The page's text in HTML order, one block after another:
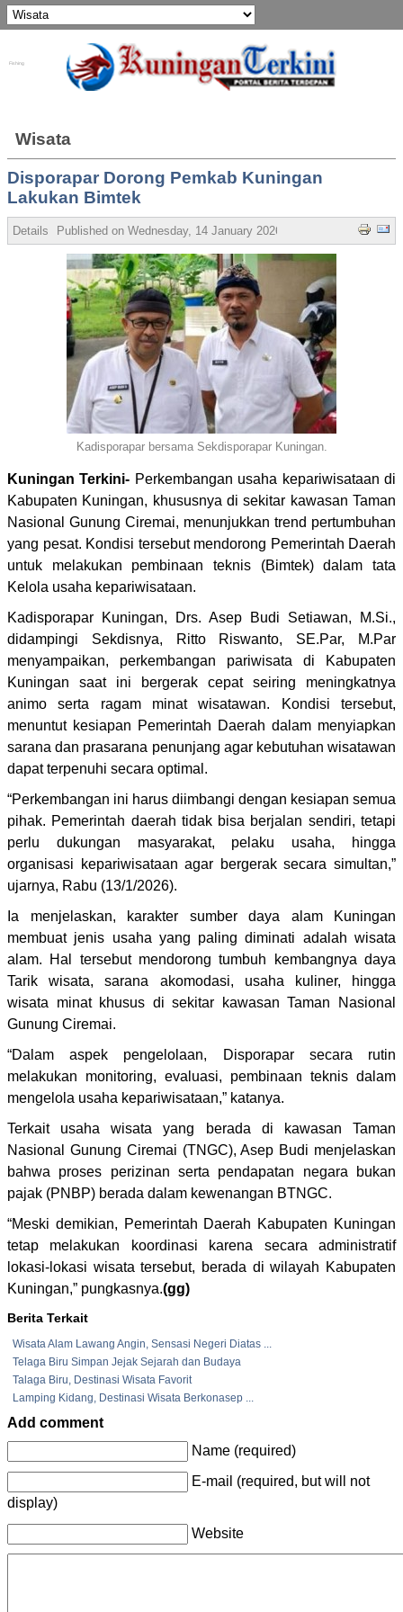
Wisata
Disporapar Dorong Pemkab Kuningan
Lakukan Bimtek
Details Published on Wednesday, 14 January 2026 12:48 Written by
Kadisporapar bersama Sekdisporapar Kuningan.
Kuningan Terkini- Perkembangan usaha kepariwisataan di
Kabupaten Kuningan, khususnya di sekitar kawasan Taman
Nasional Gunung Ciremai, menunjukkan trend pertumbuhan
yang pesat. Kondisi tersebut mendorong Pemerintah Daerah
untuk melakukan pembinaan teknis (Bimtek) dalam tata
Kelola usaha kepariwisataan.
Kadisporapar Kuningan, Drs. Asep Budi Setiawan, M.Si.,
didampingi Sekdisnya, Ritto Riswanto, SE.Par, M.Par
menyampaikan, perkembangan pariwisata di Kabupaten
Kuningan saat ini bergerak cepat seiring meningkatnya
animo serta ragam minat wisatawan. Kondisi tersebut,
menuntut kesiapan Pemerintah Daerah dalam menyiapkan
sarana dan prasarana penunjang agar kebutuhan wisatawan
dapat terpenuhi secara optimal.
“Perkembangan ini harus diimbangi dengan kesiapan semua
pihak. Pemerintah daerah tidak bisa berjalan sendiri, tetapi
perlu dukungan masyarakat, pelaku usaha, hingga
organisasi kepariwisataan agar bergerak secara simultan,”
ujarnya, Rabu (13/1/2026).
Ia menjelaskan, karakter sumber daya alam Kuningan
membuat jenis usaha yang paling diminati adalah wisata
alam. Hal tersebut mendorong tumbuh kembangnya daya
Tarik wisata, sarana akomodasi, usaha kuliner, hingga
wisata minat khusus di sekitar kawasan Taman Nasional
Gunung Ciremai.
“Dalam aspek pengelolaan, Disporapar secara rutin
melakukan monitoring, evaluasi, pembinaan teknis dalam
mengelola usaha kepariwisataan,” katanya.
Terkait usaha wisata yang berada di kawasan Taman
Nasional Gunung Ciremai (TNGC), Asep Budi menjelaskan
bahwa proses perizinan serta pendapatan negara bukan
pajak (PNBP) berada dalam kewenangan BTNGC.
“Meski demikian, Pemerintah Daerah Kabupaten Kuningan
tetap melakukan koordinasi karena secara administratif
lokasi-lokasi wisata tersebut, berada di wilayah Kabupaten
Kuningan,” pungkasnya.(gg)
Berita Terkait
Wisata Alam Lawang Angin, Sensasi Negeri Diatas ...
Telaga Biru Simpan Jejak Sejarah dan Budaya
Talaga Biru, Destinasi Wisata Favorit
Lamping Kidang, Destinasi Wisata Berkonasep ...
Add comment
Name (required)
E-mail (required, but will not
display)
Website
Fishing